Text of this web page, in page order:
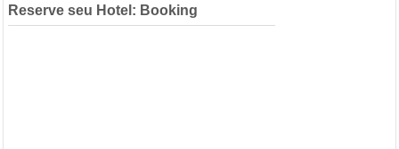
Reserve seu Hotel: Booking